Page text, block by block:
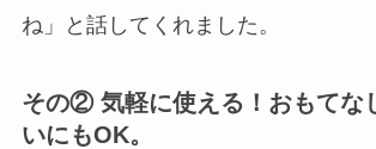
ね」と話してくれました。
その② 気軽に使える！おもてな
いにもOK。